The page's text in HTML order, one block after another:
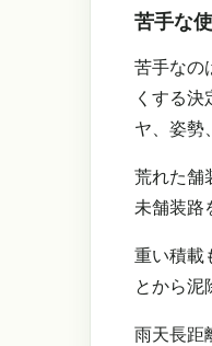
苦手な
苦手なの
くする
ヤ、姿勢
荒れた舗
未舗装路
重い積載
とから泥
雨天長距